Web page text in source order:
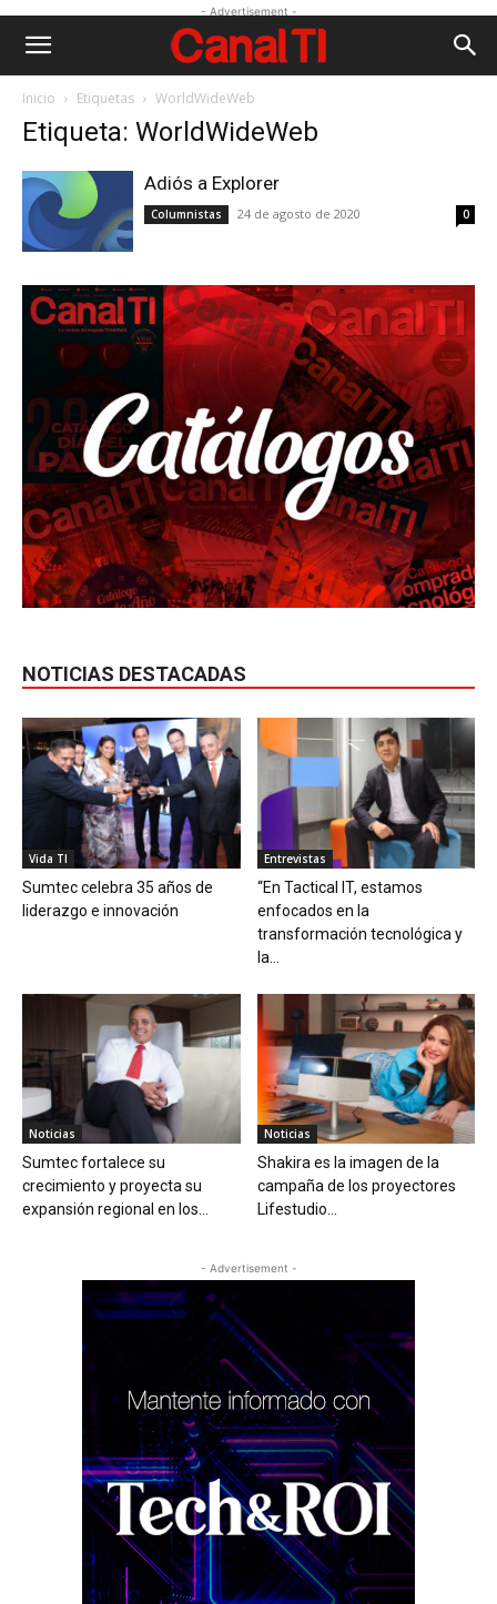
- Advertisement -
Inicio Etiquetas WorldWideWeb
Etiqueta: WorldWideWeb
Adiós a Explorer
Columnistas 24 de agosto de 2020 0
NOTICIAS DESTACADAS
Vida TI
Sumtec celebra 35 años de
liderazgo e innovación
Entrevistas
“En Tactical IT, estamos
enfocados en la
transformación tecnológica y
la...
Noticias
Sumtec fortalece su
crecimiento y proyecta su
expansión regional en los...
Noticias
Shakira es la imagen de la
campaña de los proyectores
Lifestudio...
- Advertisement -